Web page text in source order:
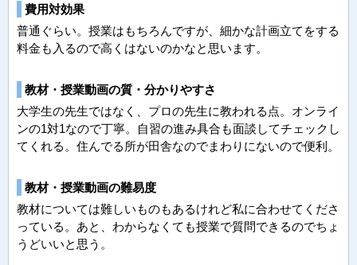
費用対効果
普通ぐらい。授業はもちろんですが、細かな計画立てをする
料金も入るので高くはないのかなと思います。
教材・授業動画の質・分かりやすさ
大学生の先生ではなく、プロの先生に教われる点。オンライ
ンの1対1なので丁寧。自習の進み具合も面談してチェックし
てくれる。住んでる所が田舎なのでまわりにないので便利。
教材・授業動画の難易度
教材については難しいものもあるけれど私に合わせてくださ
っている。あと、わからなくても授業で質問できるのでちょ
うどいいと思う。